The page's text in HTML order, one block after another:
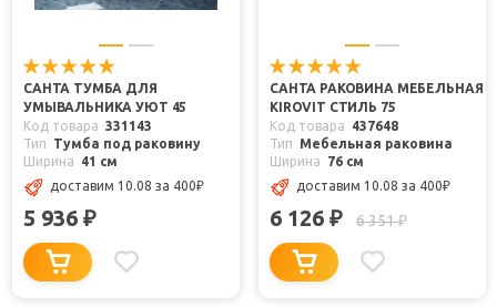
САНТА ТУМБА ДЛЯ
УМЫВАЛЬНИКА УЮТ 45
Код товара 331143
Тип
Тумба под раковину
Ширина
41 см
доставим 10.08 за 400₽
5 936 ₽
САНТА РАКОВИНА МЕБЕЛЬНАЯ
KIROVIT СТИЛЬ 75
Код товара
437648
Тип
Мебельная раковина
Ширина
76 см
доставим 10.08 за 400₽
6 126 ₽ 6 351₽